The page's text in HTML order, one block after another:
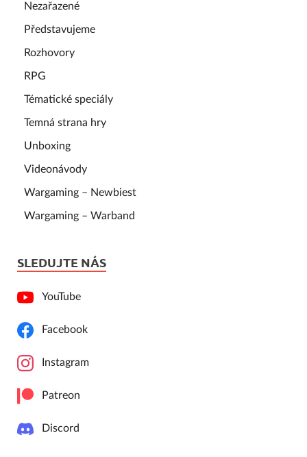
Nezařazené
Představujeme
Rozhovory
RPG
Tématické speciály
Temná strana hry
Unboxing
Videonávody
Wargaming – Newbiest
Wargaming – Warband
SLEDUJTE NÁS
YouTube
Facebook
Instagram
Patreon
Discord